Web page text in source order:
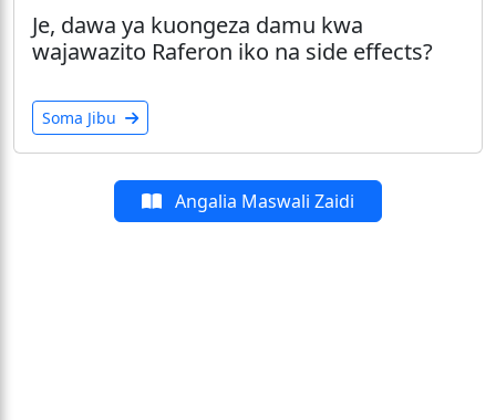
Je, dawa ya kuongeza damu kwa
wajawazito Raferon iko na side effects?
Soma Jibu
Angalia Maswali Zaidi